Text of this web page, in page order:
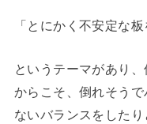
「とにかく不安定な板
というテーマがあり
からこそ、倒れそう
ないバランスをした